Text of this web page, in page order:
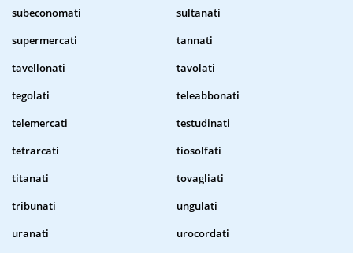
subeconomati
sultanati
supermercati
tannati
tavellonati
tavolati
tegolati
teleabbonati
telemercati
testudinati
tetrarcati
tiosolfati
titanati
tovagliati
tribunati
ungulati
uranati
urocordati